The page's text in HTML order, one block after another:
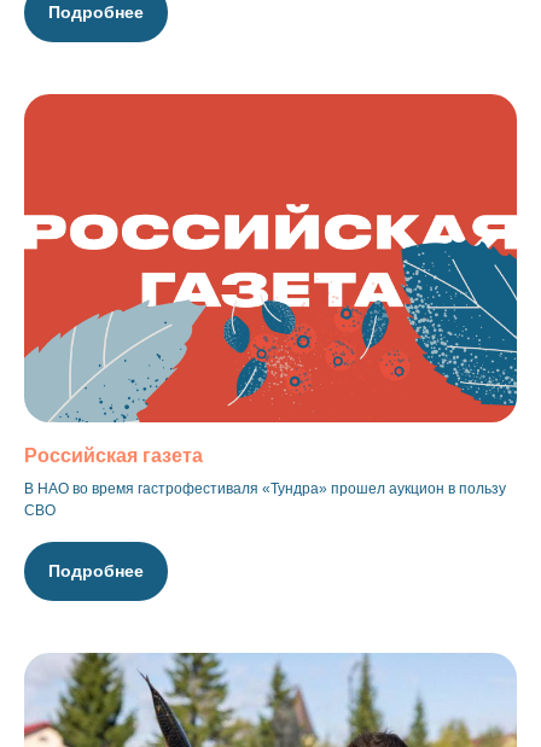
Подробнее
Российская газета
В НАО во время гастрофестиваля «Тундра» прошел аукцион в пользу
СВО
Подробнее